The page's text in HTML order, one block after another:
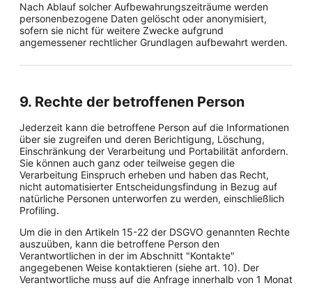
Nach Ablauf solcher Aufbewahrungszeiträume werden
personenbezogene Daten gelöscht oder anonymisiert,
sofern sie nicht für weitere Zwecke aufgrund
angemessener rechtlicher Grundlagen aufbewahrt werden.
9. Rechte der betroffenen Person
Jederzeit kann die betroffene Person auf die Informationen
über sie zugreifen und deren Berichtigung, Löschung,
Einschränkung der Verarbeitung und Portabilität anfordern.
Sie können auch ganz oder teilweise gegen die
Verarbeitung Einspruch erheben und haben das Recht,
nicht automatisierter Entscheidungsfindung in Bezug auf
natürliche Personen unterworfen zu werden, einschließlich
Profiling.
Um die in den Artikeln 15-22 der DSGVO genannten Rechte
auszuüben, kann die betroffene Person den
Verantwortlichen in der im Abschnitt "Kontakte"
angegebenen Weise kontaktieren (siehe art. 10). Der
Verantwortliche muss auf die Anfrage innerhalb von 1 Monat